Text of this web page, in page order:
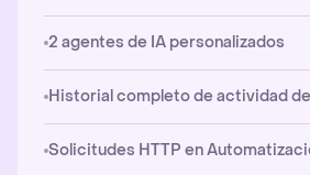
2 agentes de IA personalizados
Historial completo de actividad
Solicitudes HTTP en